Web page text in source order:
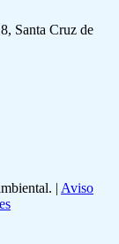
Santa Cruz de
| Aviso